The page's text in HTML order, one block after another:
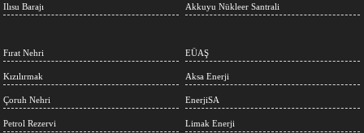
Ilısu Barajı Akkuyu Nükleer Santrali
Fırat Nehri
Kızılırmak
Çoruh Nehri
Petrol Rezervi
EÜAŞ
Aksa Enerji
EnerjiSA
Limak Enerji